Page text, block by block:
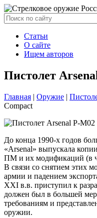
Статьи
О сайте
Ищем авторов
Пистолет
Главная | Оружие |
Compact
До конца 1990-х годов
«Arsenal» выпускала
ПМ и их модификаций (в
В связи со снятием этих
армии и падением
XXI в.в. приступил к
должен был в большей
требованиям и
оружии.